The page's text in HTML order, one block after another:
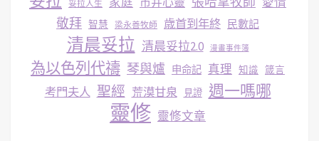
妥拉人生
敬拜 智慧 梁永善牧師 歳首到年終 民數記
清晨妥拉 清晨妥拉2.0 漫畫事件簿
為以色列代禱 琴與爐 申命記 真理 知識 箴言
考門夫人 聖經 荒漠甘泉 見證 週一嗎哪
靈修 靈修文章